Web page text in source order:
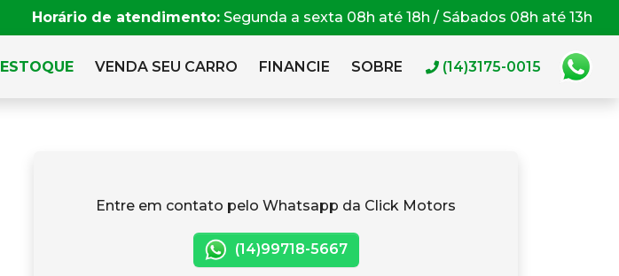
Horário de atendimento: Segunda a sexta 08h até 18h / Sábados 08h até 13h
ESTOQUE VENDA SEU CARRO FINANCIE SOBRE (14)3175-0015
Entre em contato pelo Whatsapp da Click Motors
(14)99718-5667